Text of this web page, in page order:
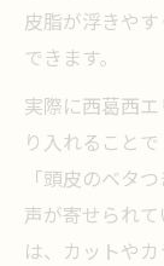
皮脂が浮きや
できます。
実際に西葛西
り入れること
「頭皮のベタ
声が寄せられ
は、カットや